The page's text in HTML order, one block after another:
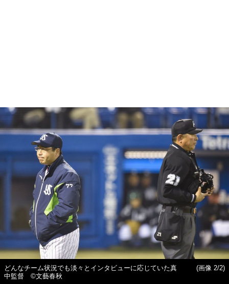
どんなチーム状況でも淡々とインタビューに応じていた真
中監督 ©文藝春秋
(画像 2/2)